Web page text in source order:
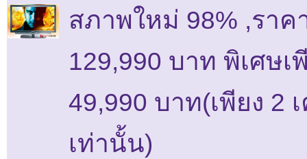
สภาพใหม่ 98% ,ราค
129,990 บาท พิเศษเ
49,990 บาท(เพียง 2
เท่านั้น)